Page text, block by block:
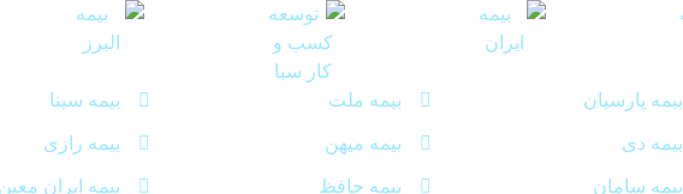
بیمه پارسیان
بیمه دی
بیمه سامان
بیمه ملت
بیمه میهن
بیمه حافظ
بیمه سینا
بیمه رازی
بیمه ایران معین